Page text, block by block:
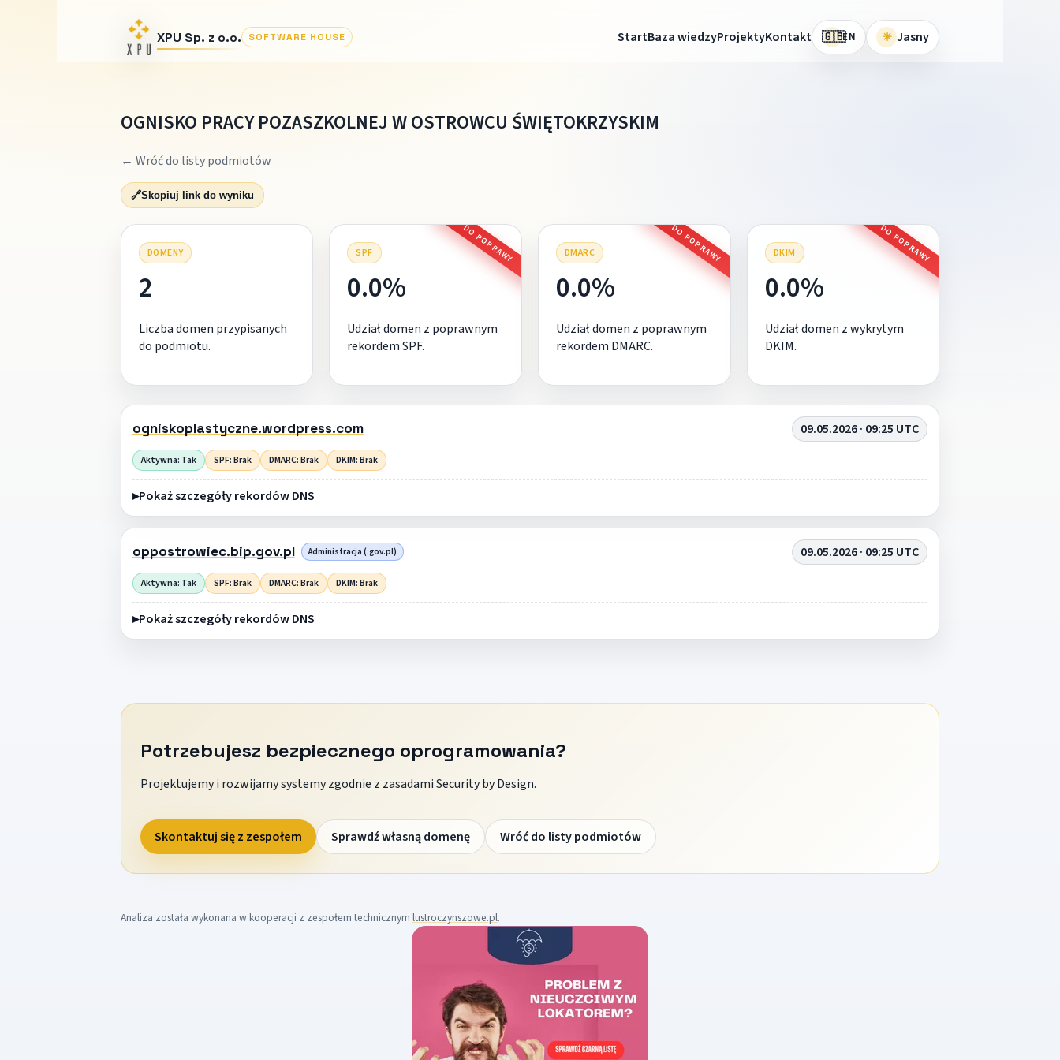
XPU Sp. z o.o. SOFTWARE HOUSE StartBaza wiedzyProjektyKontakt 🇬🇧EN ☀ Jasny
OGNISKO PRACY POZASZKOLNEJ W OSTROWCU ŚWIĘTOKRZYSKIM
← Wróć do listy podmiotów
🔗Skopiuj link do wyniku
DOMENY
2
Liczba domen przypisanych
do podmiotu.
SPF DO POPRAWY
0.0%
Udział domen z poprawnym
rekordem SPF.
DMARC DO POPRAWY
0.0%
Udział domen z poprawnym
rekordem DMARC.
DKIM DO POPRAWY
0.0%
Udział domen z wykrytym
DKIM.
ogniskoplastyczne.wordpress.com 09.05.2026 · 09:25 UTC
Aktywna: Tak SPF: Brak DMARC: Brak DKIM: Brak
Pokaż szczegóły rekordów DNS
oppostrowiec.bip.gov.pl Administracja (.gov.pl) 09.05.2026 · 09:25 UTC
Aktywna: Tak SPF: Brak DMARC: Brak DKIM: Brak
Pokaż szczegóły rekordów DNS
Potrzebujesz bezpiecznego oprogramowania?
Projektujemy i rozwijamy systemy zgodnie z zasadami Security by Design.
Skontaktuj się z zespołem Sprawdź własną domenę Wróć do listy podmiotów
Analiza została wykonana w kooperacji z zespołem technicznym lustroczynszowe.pl.